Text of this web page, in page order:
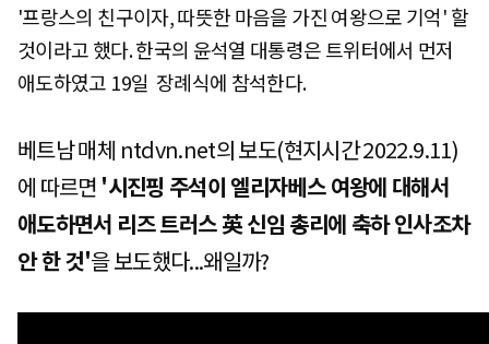
'프랑스의 친구이자, 따뜻한 마음을 가진 여왕으로 기억' 할
것이라고 했다. 한국의 윤석열 대통령은 트위터에서 먼저
애도하였고 19일 장례식에 참석한다.
베트남 매체 ntdvn.net의 보도(현지시간 2022.9.11)
에 따르면 '시진핑 주석이 엘리자베스 여왕에 대해서
애도하면서 리즈 트러스 英 신임 총리에 축하 인사조차
안 한 것'을 보도했다...왜일까?